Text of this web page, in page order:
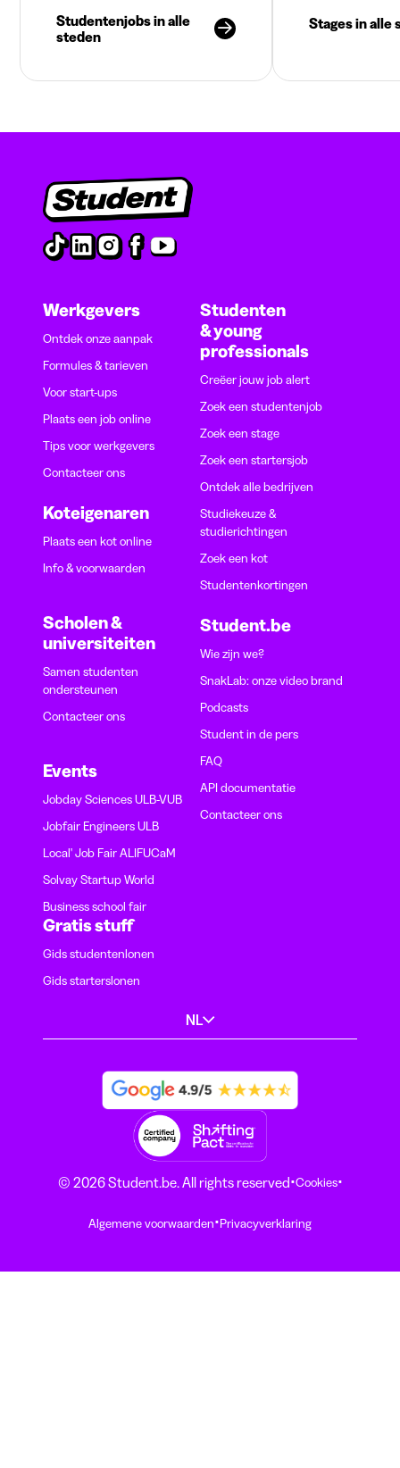
Studentenjobs in alle
steden
Stages in alle
Werkgevers
Ontdek onze aanpak
Formules & tarieven
Voor start-ups
Plaats een job online
Tips voor werkgevers
Contacteer ons
Koteigenaren
Plaats een kot online
Info & voorwaarden
Scholen &
universiteiten
Samen studenten
ondersteunen
Contacteer ons
Events
Jobday Sciences ULB-VUB
Jobfair Engineers ULB
Local' Job Fair ALIFUCaM
Solvay Startup World
Business school fair
Studenten
& young
professionals
Creëer jouw job alert
Zoek een studentenjob
Zoek een stage
Zoek een startersjob
Ontdek alle bedrijven
Studiekeuze &
studierichtingen
Zoek een kot
Studentenkortingen
Student.be
Wie zijn we?
SnakLab: onze video brand
Podcasts
Student in de pers
FAQ
API documentatie
Contacteer ons
Gratis stuff
Gids studentenlonen
Gids starterslonen
NL
© 2026 Student.be. All rights reserved·Cookies·
Algemene voorwaarden·Privacyverklaring